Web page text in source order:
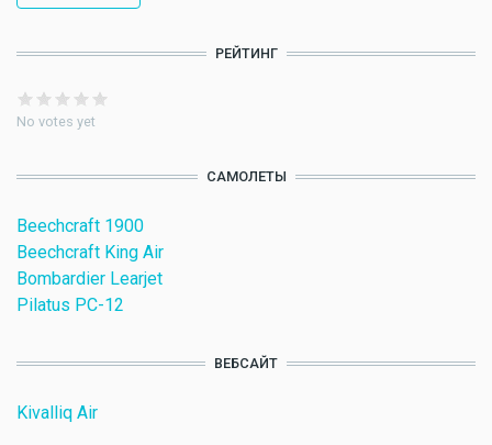
РЕЙТИНГ
No votes yet
САМОЛЕТЫ
Beechcraft 1900
Beechcraft King Air
Bombardier Learjet
Pilatus PC-12
ВЕБСАЙТ
Kivalliq Air